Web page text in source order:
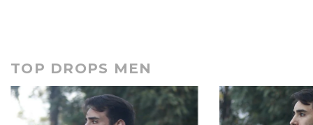
TOP DROPS MEN